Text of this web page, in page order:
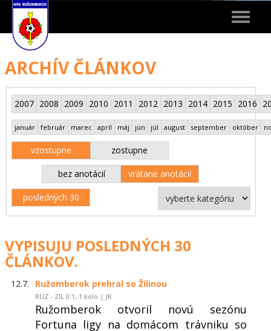
Toggle
ARCHÍV ČLÁNKOV
2007 2008 2009 2010 2011 2012 2013 2014 2015 2016
január február marec apríl máj jún júl august september október
vzostupne zostupne
bez anotácií vrátane anotácií
posledných 30
VYPISUJU POSLEDNÝCH 30
ČLÁNKOV.
12.7. Ružomberok prehral so Žilinou
RUZ - ZIL 0:1, 1.kolo | JK
Ružomberok otvoril novú sezónu
Fortuna ligy na domácom trávniku so